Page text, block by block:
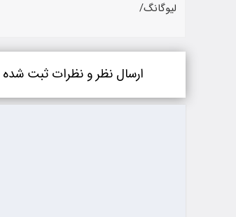
لیوگانگ/
ارسال نظر و نظرات ثبت شده